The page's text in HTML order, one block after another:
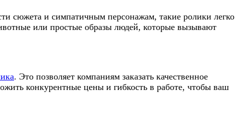
сюжета и симпатичным персонажам, такие ролики легко
или простые образы людей, которые вызывают
. Это позволяет компаниям заказать качественное
конкурентные цены и гибкость в работе, чтобы ваш